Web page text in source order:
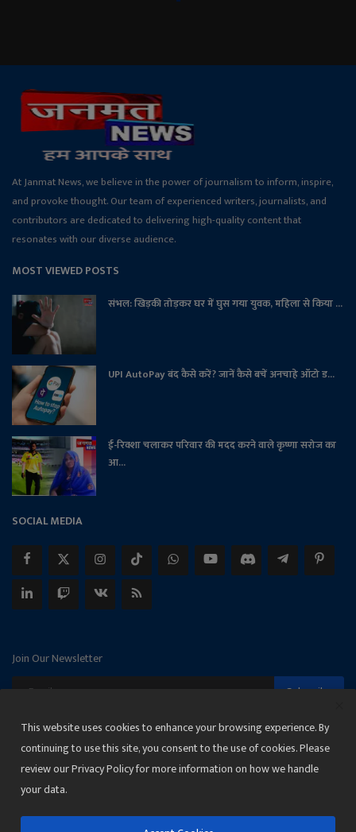
At Janmat News, we believe in the power of journalism to inform, inspire,
and provoke thought. Our team of experienced writers, journalists, and
contributors are dedicated to delivering high-quality content that
resonates with our diverse audience.
MOST VIEWED POSTS
संभल: खिड़की तोड़कर घर में घुस गया युवक, महिला से किया ...
UPI AutoPay बंद कैसे करें? जानें कैसे बचें अनचाहे ऑटो ड...
ई-रिक्शा चलाकर परिवार की मदद करने वाले कृष्णा सरोज का
आ...
SOCIAL MEDIA
Join Our Newsletter
Subscribe
Terms & Conditions
Privacy
This website uses cookies to enhance your browsing experience. By
continuing to use this site, you consent to the use of cookies. Please
review our Privacy Policy for more information on how we handle
your data.